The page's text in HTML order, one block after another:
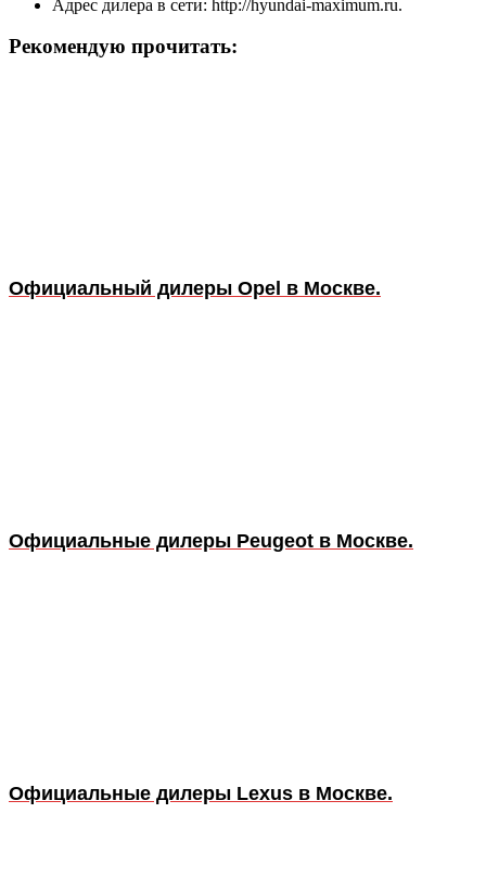
Адрес дилера в сети: http://hyundai-maximum.ru.
Рекомендую прочитать:
Официальный дилеры Opel в Москве.
Официальные дилеры Peugeot в Москве.
Официальные дилеры Lexus в Москве.